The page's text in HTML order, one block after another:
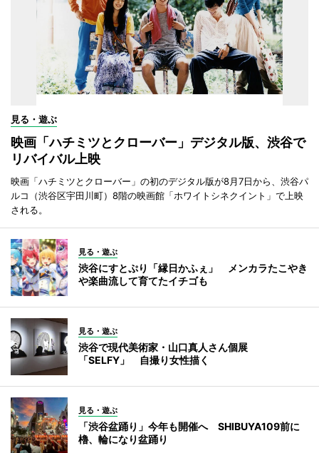
見る・遊ぶ
映画「ハチミツとクローバー」デジタル版、渋谷で
リバイバル上映
映画「ハチミツとクローバー」の初のデジタル版が8月7日から、渋谷パ
ルコ（渋谷区宇田川町）8階の映画館「ホワイトシネクイント」で上映
される。
見る・遊ぶ
渋谷にすとぷり「縁日かふぇ」 メンカラたこやき
や楽曲流して育てたイチゴも
見る・遊ぶ
渋谷で現代美術家・山口真人さん個展
「SELFY」 自撮り女性描く
見る・遊ぶ
「渋谷盆踊り」今年も開催へ SHIBUYA109前に
櫓、輪になり盆踊り